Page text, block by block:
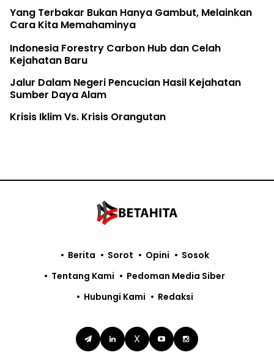
Yang Terbakar Bukan Hanya Gambut, Melainkan
Cara Kita Memahaminya
Indonesia Forestry Carbon Hub dan Celah
Kejahatan Baru
Jalur Dalam Negeri Pencucian Hasil Kejahatan
Sumber Daya Alam
Krisis Iklim Vs. Krisis Orangutan
X
Berita Sorot Opini
Sosok
Tentang Kami
Pedoman Media Siber
Hubungi Kami
Redaksi